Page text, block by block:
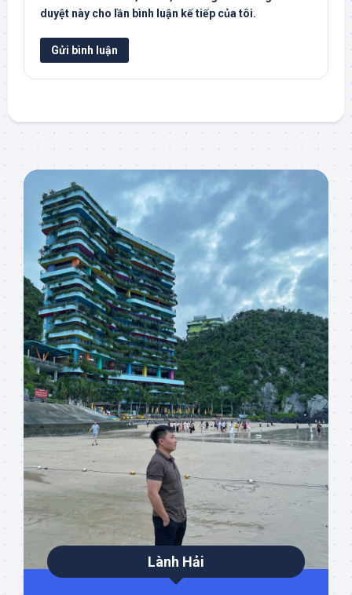
duyệt này cho lần bình luận kế tiếp của tôi.
Lành Hải